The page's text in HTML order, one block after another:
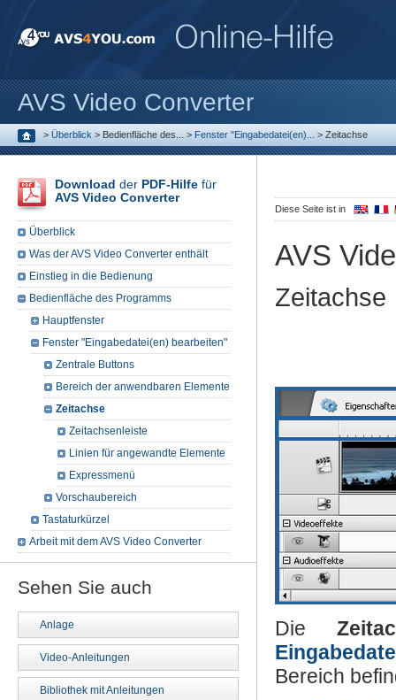
AVS Video Converter
> Überblick > Bedienfläche des... > Fenster "Eingabedatei(en)... > Zeitachse
Diese Seite ist in
AVS
Zeitachse
Die
Bereich
Download der PDF-Hilfe für
AVS Video Converter
Überblick
Was der AVS Video Converter enthält
Einstieg in die Bedienung
Bedienfläche des Programms
Hauptfenster
Fenster "Eingabedatei(en) bearbeiten"
Zentrale Buttons
Bereich der anwendbaren Elemente
Zeitachse
Zeitachsenleiste
Linien für angewandte Elemente
Expressmenü
Vorschaubereich
Tastaturkürzel
Arbeit mit dem AVS Video Converter
Sehen Sie auch
Anlage
Video-Anleitungen
Bibliothek mit Anleitungen